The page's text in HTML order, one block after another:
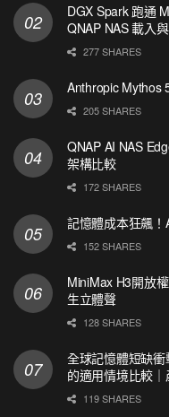
DGX Spark 跑通
QNAP NAS 載入
277 SHARES
Anthropic Mythos
205 SHARES
QNAP AI NAS
架構比較
172 SHARES
記憶體成本狂飆
152 SHARES
MiniMax H3開放
生立體聲
128 SHARES
全球記憶體短缺
的適用情境比較
119 SHARES